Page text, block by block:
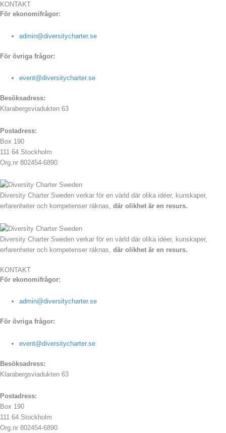
KONTAKT
För ekonomifrågor:
admin@diversitycharter.se
För övriga frågor:
event@diversitycharter.se
Besöksadress:
Klarabergsviadukten 63
Postadress:
Box 190
111 64 Stockholm
Org.nr 802454-6890
Diversity Charter Sweden verkar för en värld där olika idéer, kunskaper,
erfarenheter och kompetenser räknas, där olikhet är en resurs.
Diversity Charter Sweden verkar för en värld där olika idéer, kunskaper,
erfarenheter och kompetenser räknas, där olikhet är en resurs.
KONTAKT
För ekonomifrågor:
admin@diversitycharter.se
För övriga frågor:
event@diversitycharter.se
Besöksadress:
Klarabergsviadukten 63
Postadress:
Box 190
111 64 Stockholm
Org.nr 802454-6890